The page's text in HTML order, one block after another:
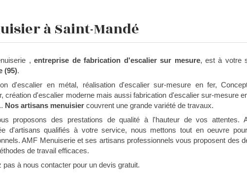
à Saint-Mandé
,entreprise de fabrication d'escalier sur mesure, est à votre
(95).
d'escalier en métal, réalisation d'escalier sur-mesure en fer,
création d'escalier moderne mais aussi fabrication d'escalier sur-mesure
Nos artisans menuisier couvrent une grande variété de travaux.
proposons des prestations de qualité à l'hauteur de vos attentes.
d'artisans qualifiés à votre service, nous mettons tout en oeuvre
AMF Menuiserie et ses artisans professionnels vous proposent des
de travail efficaces.
pas à nous contacter pour un devis gratuit.